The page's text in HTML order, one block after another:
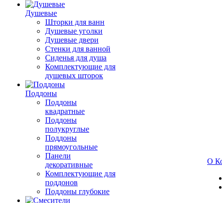
Душевые
Шторки для ванн
Душевые уголки
Душевые двери
Стенки для ванной
Сиденья для душа
Комплектующие для
душевых шторок
Поддоны
Поддоны
квадратные
Поддоны
полукруглые
Поддоны
прямоугольные
Панели
декоративные
Комплектующие для
поддонов
Поддоны глубокие
О